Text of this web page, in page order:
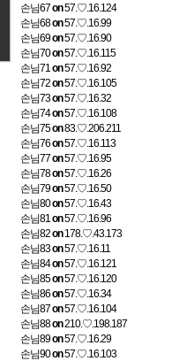
손님67on57.♡.16.124
손님68on57.♡.16.99
손님69on57.♡.16.90
손님70on57.♡.16.115
손님71on57.♡.16.92
손님72on57.♡.16.105
손님73on57.♡.16.32
손님74on57.♡.16.108
손님75on83.♡.206.211
손님76on57.♡.16.113
손님77on57.♡.16.95
손님78on57.♡.16.26
손님79on57.♡.16.50
손님80on57.♡.16.43
손님81on57.♡.16.96
손님82on 178.♡.43.173
손님83on57.♡.16.11
손님84on57.♡.16.121
손님85on57.♡.16.120
손님86on57.♡.16.34
손님87on57.♡.16.104
손님88on210.♡.198.187
손님89on57.♡.16.29
손님90on57.♡.16.103